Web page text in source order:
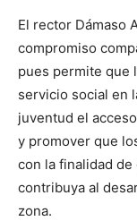
El rector Dámaso
compromiso
pues permite que
servicio social en
juventud el
y promover que
con la finalidad
contribuya al
zona.